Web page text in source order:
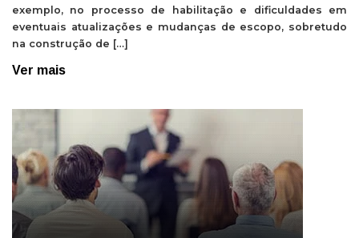
exemplo, no processo de habilitação e dificuldades em
eventuais atualizações e mudanças de escopo, sobretudo
na construção de […]
Ver mais